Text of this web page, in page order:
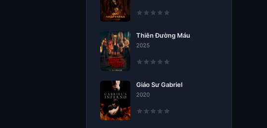
Thiên Đường Máu
2025
Giáo Sư Gabriel
2020